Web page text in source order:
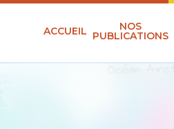
ACCUEIL NOS
PUBLICATIONS